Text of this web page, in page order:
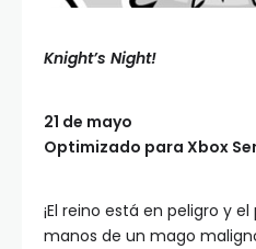
Knight’s Night!
21 de mayo
Optimizado para Xbox
¡El reino está en peligro y
manos de un mago